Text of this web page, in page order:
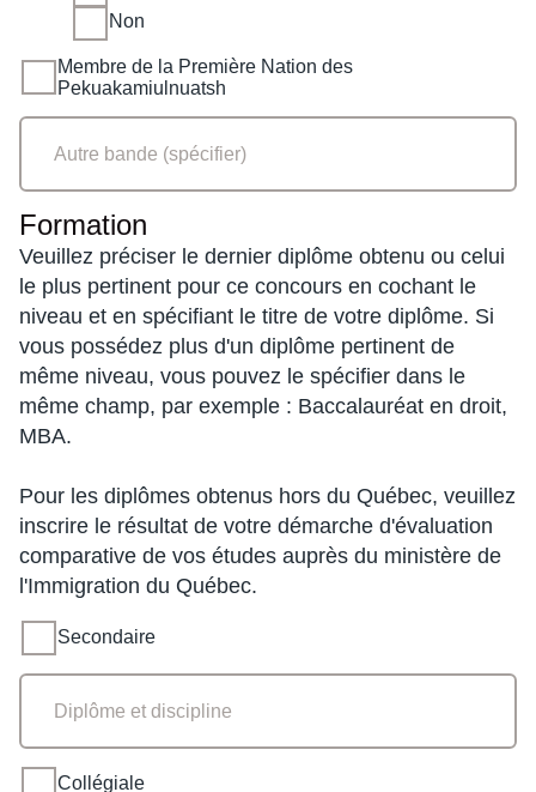
Non
Membre
de
la
Première
Nation
des
Pekuakamiulnuatsh
Membre de la Première Nation des
Pekuakamiulnuatsh
Formation
Veuillez préciser le dernier diplôme obtenu ou celui
le plus pertinent pour ce concours en cochant le
niveau et en spécifiant le titre de votre diplôme. Si
vous possédez plus d'un diplôme pertinent de
même niveau, vous pouvez le spécifier dans le
même champ, par exemple : Baccalauréat en droit,
MBA.
Pour les diplômes obtenus hors du Québec, veuillez
inscrire le résultat de votre démarche d'évaluation
comparative de vos études auprès du ministère de
l'Immigration du Québec.
Secondaire
Secondaire
Collégiale
Collégiale